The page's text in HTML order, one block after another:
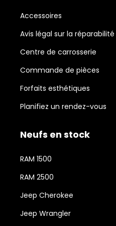
Accessoires
Avis légal sur la réparabilité
Centre de carrosserie
Commande de pièces
Forfaits esthétiques
Planifiez un rendez-vous
Neufs en stock
RAM 1500
RAM 2500
Jeep Cherokee
Jeep Wrangler